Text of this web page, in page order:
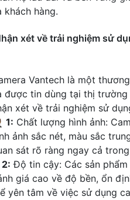
khách hàng.
xét về trải nghiệm sử
Vantech là một
được tin dùng tại thị
xét về trải nghiệm sử
1: Chất lượng hình ảnh:
ảnh sắc nét, màu sắc
sát rõ ràng ngay cả
2: Độ tin cậy: Các sản
giá cao về độ bền, ổn
yên tâm về việc sử dụng